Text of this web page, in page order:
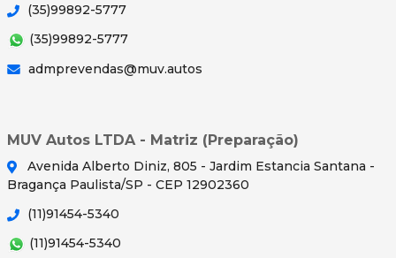
(35)99892-5777
(35)99892-5777
admprevendas@muv.autos
MUV Autos LTDA - Matriz (Preparação)
Avenida Alberto Diniz, 805 - Jardim Estancia Santana -
Bragança Paulista/SP - CEP 12902360
(11)91454-5340
(11)91454-5340